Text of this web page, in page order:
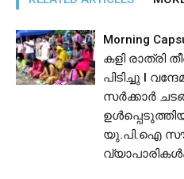
Morning
കളി രാത്രി
പിടിച്ചു l
സർക്കാർ
യു.പി.ഐ